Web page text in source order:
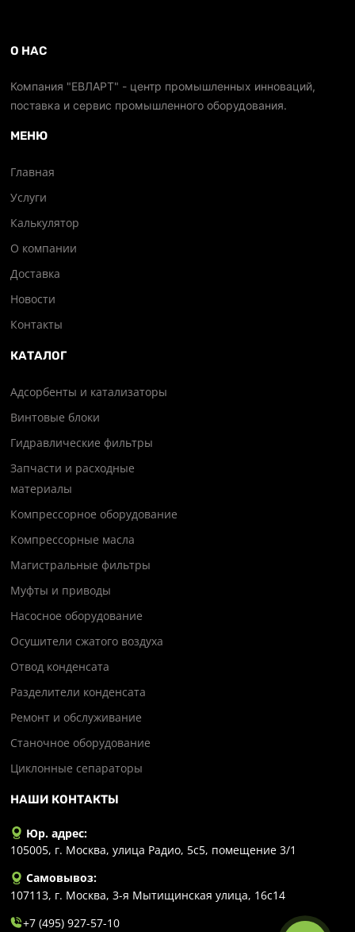
О НАС
Компания "ЕВЛАРТ" - центр промышленных инноваций,
поставка и сервис промышленного оборудования.
МЕНЮ
Главная
Услуги
Калькулятор
О компании
Доставка
Новости
Контакты
КАТАЛОГ
Адсорбенты и катализаторы
Винтовые блоки
Гидравлические фильтры
Запчасти и расходные
материалы
Компрессорное оборудование
Компрессорные масла
Магистральные фильтры
Муфты и приводы
Насосное оборудование
Осушители сжатого воздуха
Отвод конденсата
Разделители конденсата
Ремонт и обслуживание
Станочное оборудование
Циклонные сепараторы
НАШИ КОНТАКТЫ
Юр. адрес:
105005, г. Москва, улица Радио, 5с5, помещение 3/1
Самовывоз:
107113, г. Москва, 3-я Мытищинская улица, 16с14
+7 (495) 927-57-10